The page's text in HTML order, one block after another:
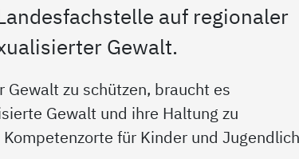
auf regionaler
Gewalt.
zu schützen, braucht es
Gewalt und ihre Haltung zu
für Kinder und